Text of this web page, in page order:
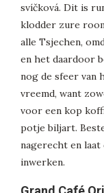
svíčková. Dit is
klodder zure
alle Tsjechen,
en het daardoor
nog de sfeer van
vreemd, want
voor een kop
potje biljart.
nagerecht en laat
inwerken.